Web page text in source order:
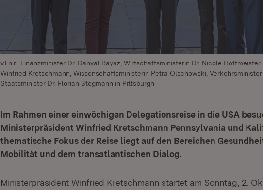
v.l.n.r.: Finanzminister Dr. Danyal Bayaz, Wirtschaftsministerin Dr. Nicole
Winfried Kretschmann, Wissenschaftsministerin Petra Olschowski,
Staatsminister Dr. Florian Stegmann in Pittsburgh
Im Rahmen einer einwöchigen Delegationsreise in die USA
Ministerpräsident Winfried Kretschmann Pennsylvania und
thematische Fokus der Reise liegt auf den Bereichen
Mobilität und dem transatlantischen Dialog.
Ministerpräsident Winfried Kretschmann startet am Sonntag, 2.